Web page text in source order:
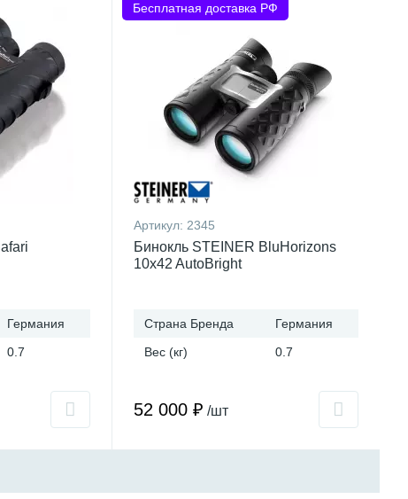
Германия
0.7
Бесплатная доставка РФ
Артикул: 2345
Бинокль STEINER BluHorizons
10x42 AutoBright
Страна Бренда
Германия
Вес (кг)
0.7
52 000 ₽ /шт